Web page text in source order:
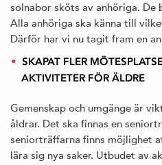
solnabor sköts av anhöriga. De
Alla anhöriga ska känna till
Därför har vi nu tagit fram en
SKAPAT FLER
AKTIVITETER FÖR ÄLDRE
Gemenskap och umgänge är
åldrar. Det ska finnas en
seniorträffarna finns möjlighet
lära sig nya saker. Utbudet av